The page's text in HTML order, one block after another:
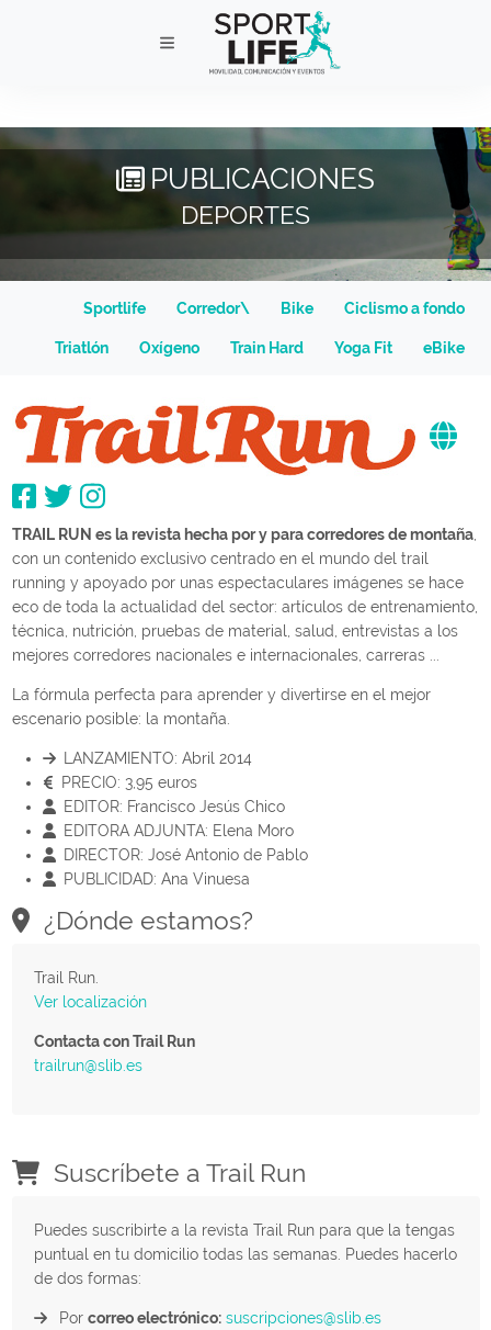
PUBLICACIONES
DEPORTES
Sportlife Corredor\ Bike Ciclismo a fondo
Triatlón Oxígeno Train Hard Yoga Fit eBike
TRAIL RUN es la revista hecha por y para corredores de montaña,
con un contenido exclusivo centrado en el mundo del trail
running y apoyado por unas espectaculares imágenes se hace
eco de toda la actualidad del sector: artículos de entrenamiento,
técnica, nutrición, pruebas de material, salud, entrevistas a los
mejores corredores nacionales e internacionales, carreras ...
La fórmula perfecta para aprender y divertirse en el mejor
escenario posible: la montaña.
LANZAMIENTO: Abril 2014
PRECIO: 3,95 euros
EDITOR: Francisco Jesús Chico
EDITORA ADJUNTA: Elena Moro
DIRECTOR: José Antonio de Pablo
PUBLICIDAD: Ana Vinuesa
¿Dónde estamos?
Trail Run.
Ver localización
Contacta con Trail Run
trailrun@slib.es
Suscríbete a Trail Run
Puedes suscribirte a la revista Trail Run para que la tengas
puntual en tu domicilio todas las semanas. Puedes hacerlo
de dos formas:
Por correo electrónico: suscripciones@slib.es